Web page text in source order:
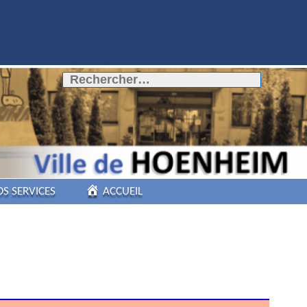
Rechercher :
SERVICES ACCUEIL